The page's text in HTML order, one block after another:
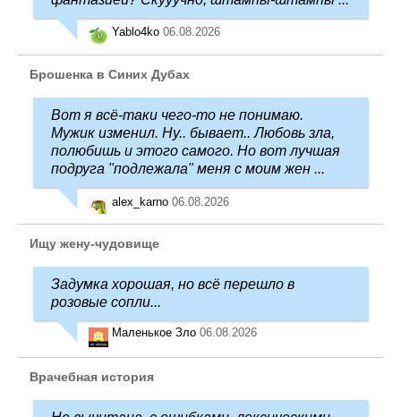
Yablo4ko 06.08.2026
Брошенка в Синих Дубах
Вот я всё-таки чего-то не понимаю.
Мужик изменил. Ну.. бывает.. Любовь зла,
полюбишь и этого самого. Но вот лучшая
подруга "подлежала" меня с моим жен ...
alex_karno 06.08.2026
Ищу жену-чудовище
Задумка хорошая, но всё перешло в
розовые сопли...
Маленькое Зло 06.08.2026
Врачебная история